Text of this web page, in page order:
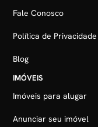
Fale Conosco
Política de Privacidade
Blog
IMÓVEIS
Imóveis para alugar
Anunciar seu imóvel